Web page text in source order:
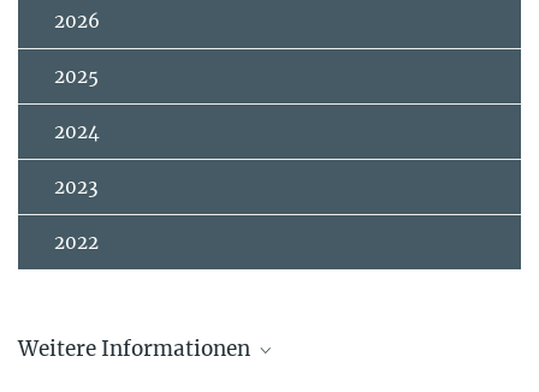
2026
2025
2024
2023
2022
Weitere Informationen